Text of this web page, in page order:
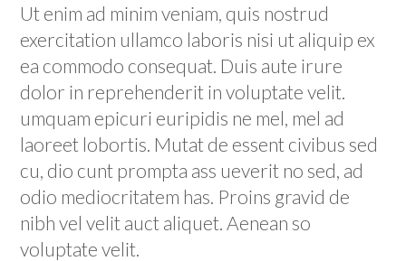
Ut enim ad minim veniam, quis nostrud
exercitation ullamco laboris nisi ut aliquip ex
ea commodo consequat. Duis aute irure
dolor in reprehenderit in voluptate velit.
umquam epicuri euripidis ne mel, mel ad
laoreet lobortis. Mutat de essent civibus sed
cu, dio cunt prompta ass ueverit no sed, ad
odio mediocritatem has. Proins gravid de
nibh vel velit auct aliquet. Aenean so
voluptate velit.